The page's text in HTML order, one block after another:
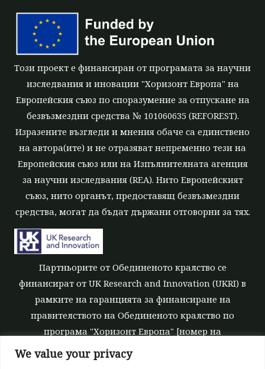
We value your privacy
Този проект е финансиран от програмата за научни
изследвания и иновации "Хоризонт Европа" на
Европейския съюз по споразумение за отпускане на
безвъзмездни средства № 101060635 (REFOREST).
Изразените възгледи и мнения обаче са единствено
на автора(ите) и не отразяват непременно тези на
Европейския съюз или на Изпълнителната агенция
за научни изследвания (REA). Нито Европейският
съюз, нито органът, предоставящ безвъзмездни
средства, могат да бъдат държани отговорни за тях.
Партньорите от Обединеното кралство се
финансират от UK Research and Innovation (UKRI) в
рамките на гаранцията за финансиране на
правителството на Обединеното кралство по
програма "Хоризонт Европа" [номер на
безвъзмездните средства 10039700].